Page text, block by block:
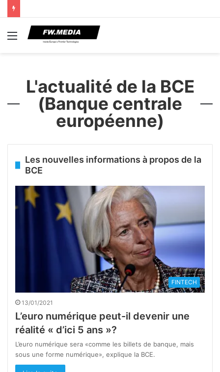
Menu
L'actualité de la BCE
(Banque centrale
européenne)
Les nouvelles informations à propos de la
BCE
FINTECH
13/01/2021
L’euro numérique peut-il devenir une
réalité « d’ici 5 ans »?
L’euro numérique sera «comme les billets de banque, mais
sous une forme numérique», explique la BCE.